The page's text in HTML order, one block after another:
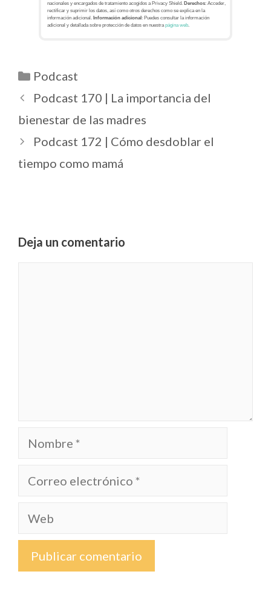
nacionales y encargados de tratamiento acogidos a Privacy Shield. Derechos: Acceder,
rectificar y suprimir los datos, así como otros derechos como se explica en la
información adicional. Información adicional: Puedes consultar la información
adicional y detallada sobre protección de datos en nuestrapágina web.
Podcast
Podcast 170 | La importancia del
bienestar de las madres
Podcast 172 | Cómo desdoblar el
tiempo como mamá
Deja un comentario